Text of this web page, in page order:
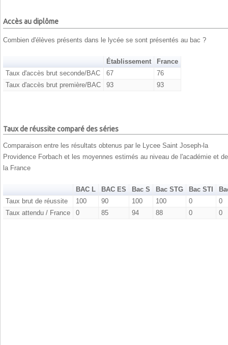
Accès au diplôme
Combien d'élèves présents dans le lycée se sont présentés au bac ?
Établissement
France
Taux d'accès brut seconde/BAC
67
76
Taux d'accès brut première/BAC
93 93
Taux de réussite comparé des séries
Comparaison entre les résultats obtenus par le Lycee Saint Joseph-la
Providence Forbach et les moyennes estimés au niveau de l'académie et de
la France
BAC L BAC ES Bac S Bac STG Bac STI
Taux brut de réussite
100 90 100 100 0
0
Taux attendu / France
0 85 94 88 0 0